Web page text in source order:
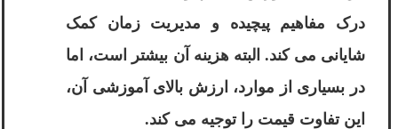
درک مفاهیم پیچیده و مدیریت زمان کمک
شایانی می کند. البته هزینه آن بیشتر است، اما
در بسیاری از موارد، ارزش بالای آموزشی آن،
این تفاوت قیمت را توجیه می کند.